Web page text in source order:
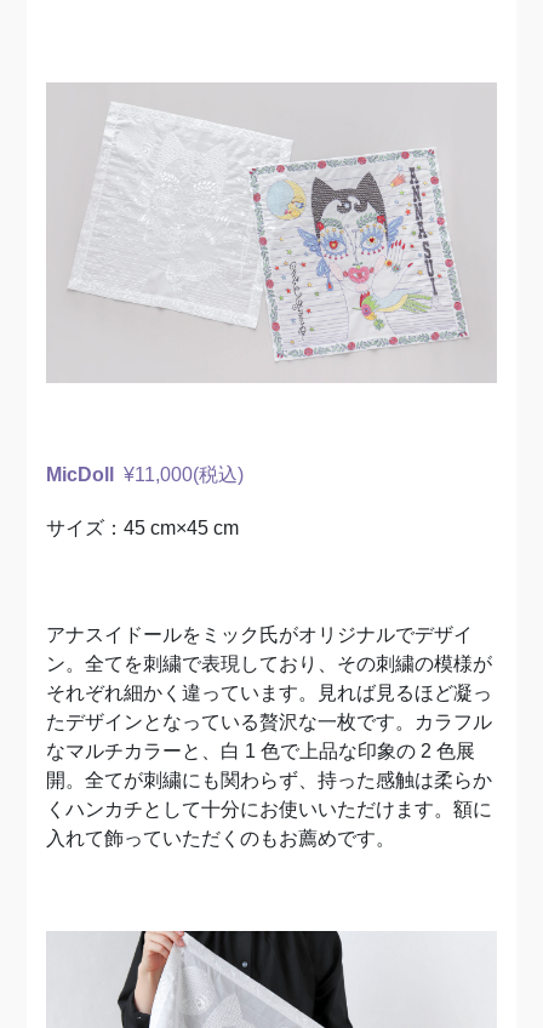
MicDoll ¥11,000(税込)
サイズ：45 cm×45 cm
アナスイドールをミック氏がオリジナルでデザイ
ン。全てを刺繍で表現しており、その刺繍の模様が
それぞれ細かく違っています。見れば見るほど凝っ
たデザインとなっている贅沢な一枚です。カラフル
なマルチカラーと、白 1 色で上品な印象の 2 色展
開。全てが刺繍にも関わらず、持った感触は柔らか
くハンカチとして十分にお使いいただけます。額に
入れて飾っていただくのもお薦めです。